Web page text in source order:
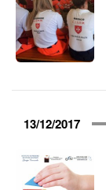
13/12/2017